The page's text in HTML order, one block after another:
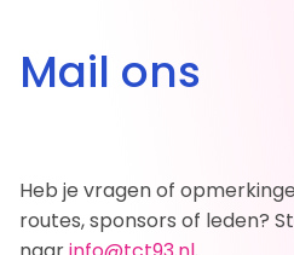
Lidmaatschap
Visie TCT93
Onderhoud fietsroutes
Mail ons
Heb je vragen of
routes, sponsors of leden?